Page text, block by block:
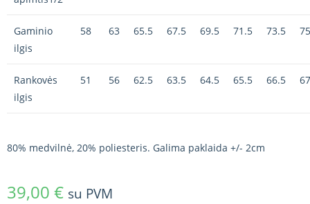
Gaminio
ilgis
58 63 65.5 67.5 69.5 71.5 73.5
Rankovės
ilgis
51 56 62.5 63.5 64.5 65.5 66.5
80% medvilnė, 20% poliesteris. Galima paklaida +/- 2cm
39,00 € su PVM